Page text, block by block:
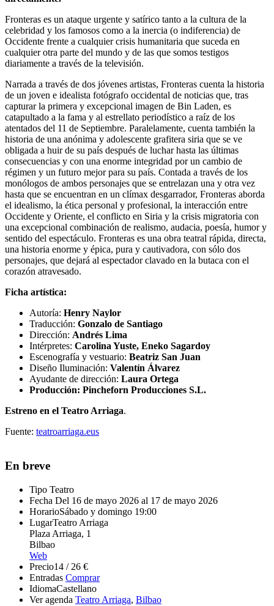
Fronteras es un ataque urgente y satírico tanto a la cultura de la
celebridad y los famosos como a la inercia (o indiferencia) de
Occidente frente a cualquier crisis humanitaria que suceda en
cualquier otra parte del mundo y de las que somos testigos
diariamente a través de la televisión.
Narrada a través de dos jóvenes artistas, Fronteras cuenta la historia
de un joven e idealista fotógrafo occidental de noticias que, tras
capturar la primera y excepcional imagen de Bin Laden, es
catapultado a la fama y al estrellato periodístico a raíz de los
atentados del 11 de Septiembre. Paralelamente, cuenta también la
historia de una anónima y adolescente grafitera siria que se ve
obligada a huir de su país después de luchar hasta las últimas
consecuencias y con una enorme integridad por un cambio de
régimen y un futuro mejor para su país. Contada a través de los
monólogos de ambos personajes que se entrelazan una y otra vez
hasta que se encuentran en un clímax desgarrador, Fronteras aborda
el idealismo, la ética personal y profesional, la interacción entre
Occidente y Oriente, el conflicto en Siria y la crisis migratoria con
una excepcional combinación de realismo, audacia, poesía, humor y
sentido del espectáculo. Fronteras es una obra teatral rápida, directa,
una historia enorme y épica, pura y cautivadora, con sólo dos
personajes, que dejará al espectador clavado en la butaca con el
corazón atravesado.
Ficha artística:
Autoría: Henry Naylor
Traducción: Gonzalo de Santiago
Dirección: Andrés Lima
Intérpretes: Carolina Yuste, Eneko Sagardoy
Escenografía y vestuario: Beatriz San Juan
Diseño Iluminación: Valentín Álvarez
Ayudante de dirección: Laura Ortega
Producción: Pincheforn Producciones S.L.
Estreno en el Teatro Arriaga.
Fuente: teatroarriaga.eus
En breve
Tipo Teatro
Fecha Del 16 de mayo 2026 al 17 de mayo 2026
HorarioSábado y domingo 19:00
LugarTeatro Arriaga
Plaza Arriaga, 1
Bilbao
Web
Precio14 / 26 €
Entradas Comprar
IdiomaCastellano
Ver agenda Teatro Arriaga, Bilbao